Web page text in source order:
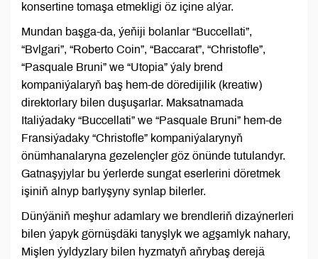
konsertine tomaşa etmekligi öz içine alýar.
Mundan başga-da, ýeňiji bolanlar “Buccellati”,
“Bvlgari”, “Roberto Coin”, “Baccarat”, “Christofle”,
“Pasquale Bruni” we “Utopia” ýaly brend
kompaniýalaryň baş hem-de döredijilik (kreatiw)
direktorlary bilen duşuşarlar. Maksatnamada
Italiýadaky “Buccellati” we “Pasquale Bruni” hem-de
Fransiýadaky “Christofle” kompaniýalarynyň
önümhanalaryna gezelençler göz önünde tutulandyr.
Gatnaşyjylar bu ýerlerde sungat eserlerini döretmek
işiniň alnyp barlyşyny synlap bilerler.
Dünýäniň meşhur adamlary we brendleriň dizaýnerleri
bilen ýapyk görnüşdäki tanyşlyk we agşamlyk nahary,
Mişlen ýyldyzlary bilen hyzmatyň aňrybaş derejä